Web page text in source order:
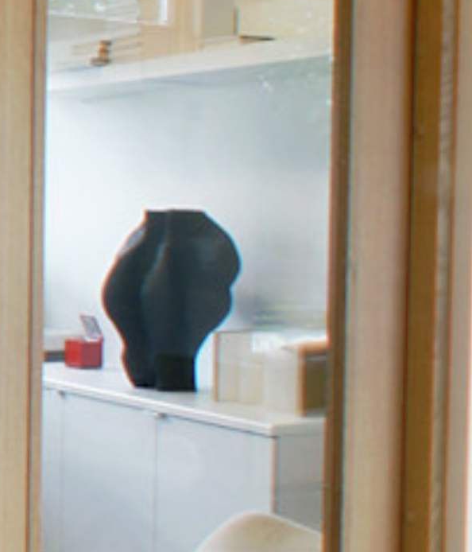
UUSI UNELMISTA
TALOKIRJA ON
Upea yli 200-sivuinen talokirja!